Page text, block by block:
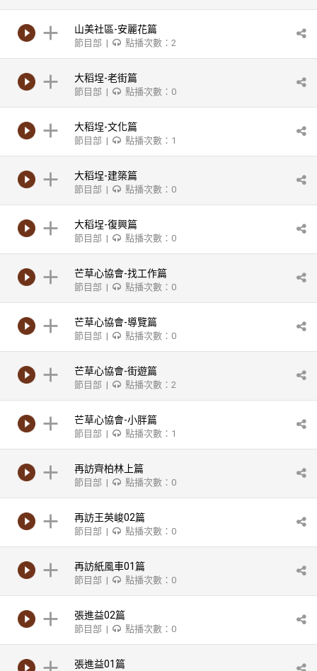
山美社區-安麗花篇
節目部 | 點播次數：2
大稻埕-老街篇
節目部 | 點播次數：0
大稻埕-文化篇
節目部 | 點播次數：1
大稻埕-建築篇
節目部 | 點播次數：0
大稻埕-復興篇
節目部 | 點播次數：0
芒草心協會-找工作篇
節目部 | 點播次數：0
芒草心協會-導覽篇
節目部 | 點播次數：0
芒草心協會-街遊篇
節目部 | 點播次數：2
芒草心協會-小胖篇
節目部 | 點播次數：1
再訪齊柏林上篇
節目部 | 點播次數：0
再訪王英峻02篇
節目部 | 點播次數：0
再訪紙風車01篇
節目部 | 點播次數：0
張進益02篇
節目部 | 點播次數：0
張進益01篇